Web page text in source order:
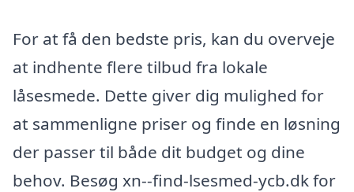
For at få den bedste pris, kan du overveje
at indhente flere tilbud fra lokale
låsesmede. Dette giver dig mulighed for
at sammenligne priser og finde en løsning
der passer til både dit budget og dine
behov. Besøg xn--find-lsesmed-ycb.dk for